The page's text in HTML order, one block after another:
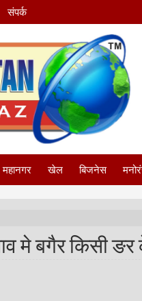
संपर्क
महानगर खेल बिजनेस
मे बगैर किसी